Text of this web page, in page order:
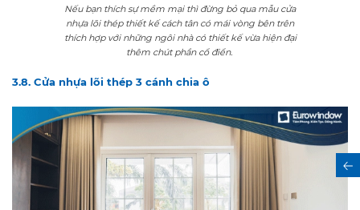
Nếu bạn thích sự mềm mại thì đừng bỏ qua mẫu cửa
nhựa lõi thép thiết kế cách tân có mái vòng bên trên
thích hợp với những ngôi nhà có thiết kế vừa hiện đại
thêm chút phần cổ điển.
3.8. Cửa nhựa lõi thép 3 cánh chia ô